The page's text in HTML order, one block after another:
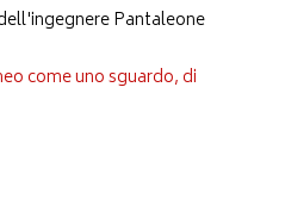
Pantaleone
come uno sguardo, di